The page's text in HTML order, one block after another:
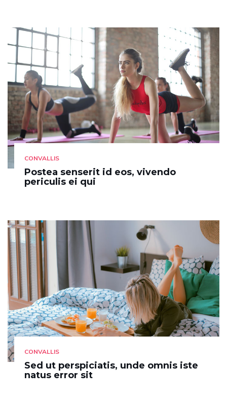
CONVALLIS
Postea senserit id eos, vivendo
periculis ei qui
CONVALLIS
Sed ut perspiciatis, unde omnis iste
natus error sit